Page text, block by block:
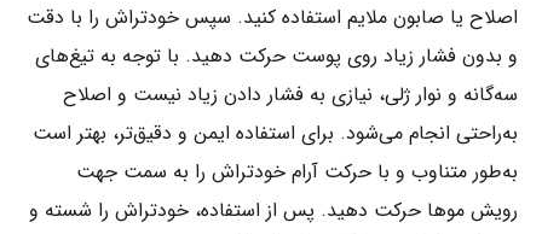
اصلاح یا صابون ملایم استفاده کنید. سپس خودتراش را با دقت
و بدون فشار زیاد روی پوست حرکت دهید. با توجه به تیغ‌های
سه‌گانه و نوار ژلی، نیازی به فشار دادن زیاد نیست و اصلاح
به‌راحتی انجام می‌شود. برای استفاده ایمن و دقیق‌تر، بهتر است
به‌طور متناوب و با حرکت آرام خودتراش را به سمت جهت
رویش موها حرکت دهید. پس از استفاده، خودتراش را شسته و